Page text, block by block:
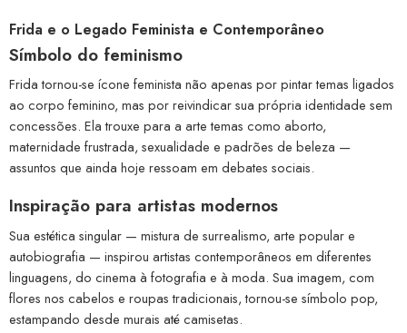
Frida e o Legado Feminista e Contemporâneo
Símbolo do feminismo
Frida tornou-se ícone feminista não apenas por pintar temas ligados
ao corpo feminino, mas por reivindicar sua própria identidade sem
concessões. Ela trouxe para a arte temas como aborto,
maternidade frustrada, sexualidade e padrões de beleza —
assuntos que ainda hoje ressoam em debates sociais.
Inspiração para artistas modernos
Sua estética singular — mistura de surrealismo, arte popular e
autobiografia — inspirou artistas contemporâneos em diferentes
linguagens, do cinema à fotografia e à moda. Sua imagem, com
flores nos cabelos e roupas tradicionais, tornou-se símbolo pop,
estampando desde murais até camisetas.